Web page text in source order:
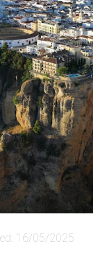
16/05/2025